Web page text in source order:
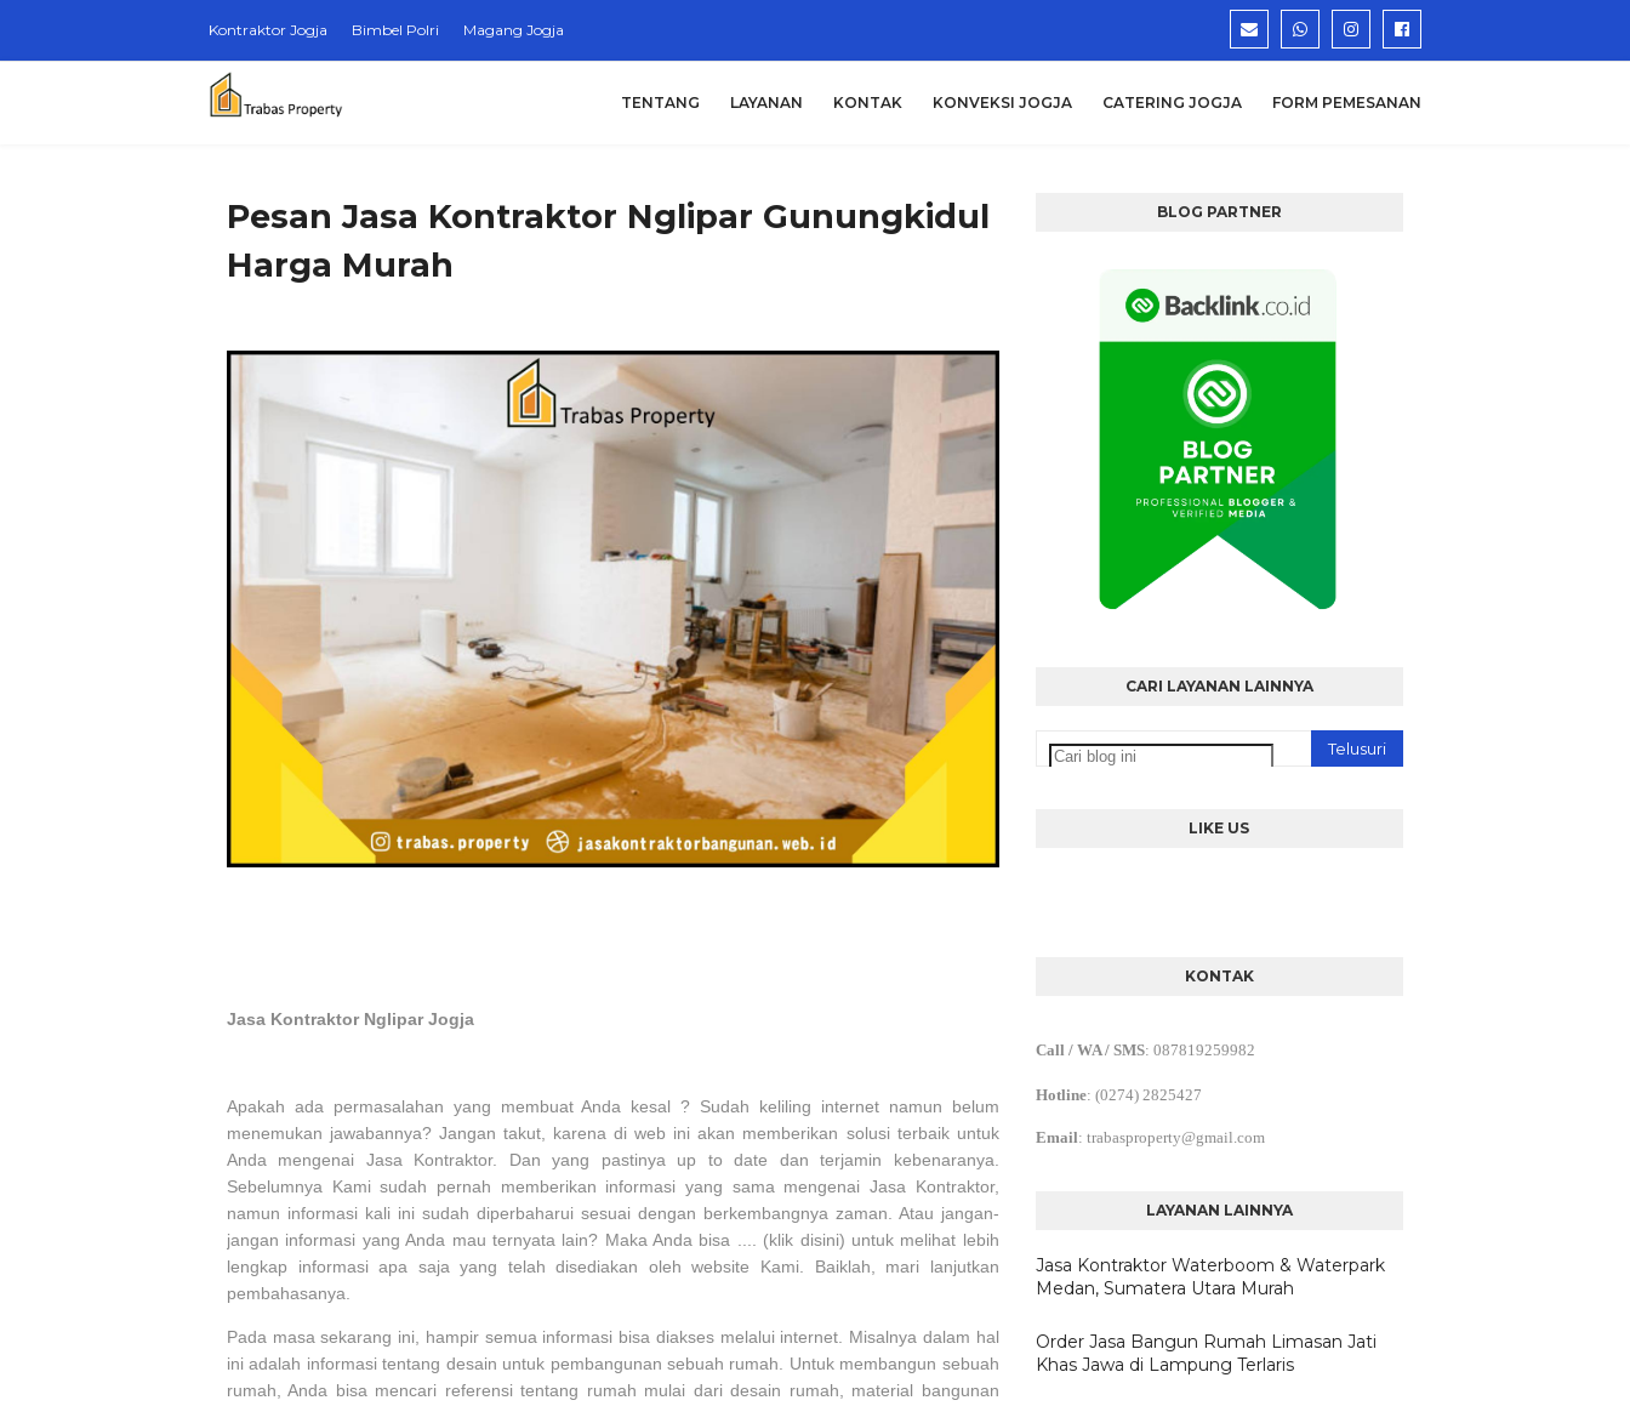
Kontraktor Jogja Bimbel Polri Magang Jogja
TENTANG LAYANAN KONTAK KONVEKSI JOGJA CATERING JOGJA FORM PEMESANAN
Pesan Jasa Kontraktor Nglipar Gunungkidul
Harga Murah
Jasa Kontraktor Nglipar Jogja
Apakah ada permasalahan yang membuat Anda kesal ? Sudah keliling internet namun belum
menemukan jawabannya? Jangan takut, karena di web ini akan memberikan solusi terbaik untuk
Anda mengenai Jasa Kontraktor. Dan yang pastinya up to date dan terjamin kebenaranya.
Sebelumnya Kami sudah pernah memberikan informasi yang sama mengenai Jasa Kontraktor,
namun informasi kali ini sudah diperbaharui sesuai dengan berkembangnya zaman. Atau jangan-
jangan informasi yang Anda mau ternyata lain? Maka Anda bisa .... (klik disini) untuk melihat lebih
lengkap informasi apa saja yang telah disediakan oleh website Kami. Baiklah, mari lanjutkan
pembahasanya.
Pada masa sekarang ini, hampir semua informasi bisa diakses melalui internet. Misalnya dalam hal
ini adalah informasi tentang desain untuk pembangunan sebuah rumah. Untuk membangun sebuah
rumah, Anda bisa mencari referensi tentang rumah mulai dari desain rumah, material bangunan
BLOG PARTNER
CARI LAYANAN LAINNYA
LIKE US
KONTAK
Call / WA / SMS: 087819259982
Hotline: (0274) 2825427
Email: trabasproperty@gmail.com
LAYANAN LAINNYA
Jasa Kontraktor Waterboom & Waterpark
Medan, Sumatera Utara Murah
Order Jasa Bangun Rumah Limasan Jati
Khas Jawa di Lampung Terlaris